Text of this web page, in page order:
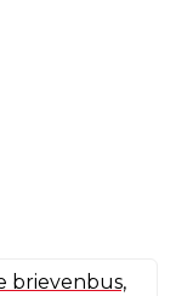
brievenbus,